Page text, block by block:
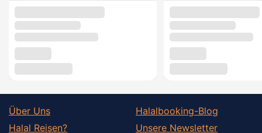
Über Uns
Halal Reisen?
Halalbooking-Blog
Unsere Newsletter